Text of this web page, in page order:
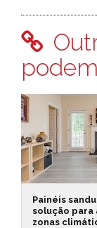
Painéis
solução
zonas